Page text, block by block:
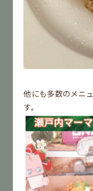
他にも多数のメニ
す。